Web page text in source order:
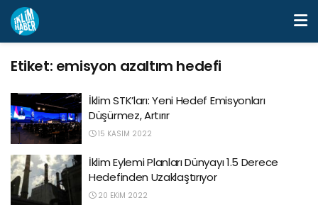
Etiket: emisyon azaltım hedefi
İklim STK’ları: Yeni Hedef Emisyonları
Düşürmez, Artırır
15 KASIM 2022
İklim Eylemi Planları Dünyayı 1.5 Derece
Hedefinden Uzaklaştırıyor
20 EKIM 2022